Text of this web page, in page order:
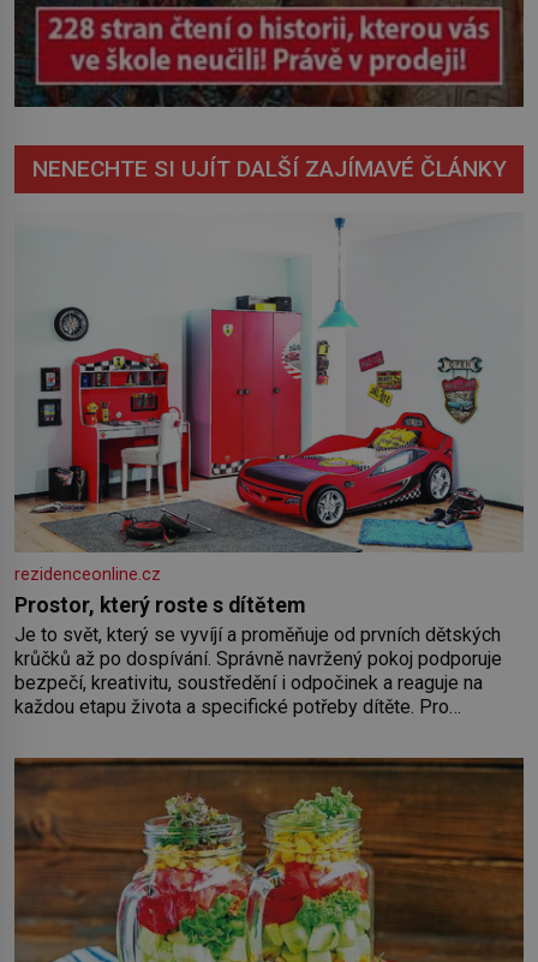
NENECHTE SI UJÍT DALŠÍ ZAJÍMAVÉ ČLÁNKY
rezidenceonline.cz
Prostor, který roste s dítětem
Je to svět, který se vyvíjí a proměňuje od prvních dětských
krůčků až po dospívání. Správně navržený pokoj podporuje
bezpečí, kreativitu, soustředění i odpočinek a reaguje na
každou etapu života a specifické potřeby dítěte. Pro
by pokoj miminka měl působit především klidně a útulně.
Předškolní věk je